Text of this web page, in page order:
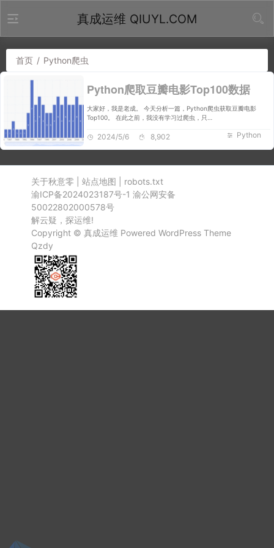
真成运维 QIUYL.COM
首页 / Python爬虫
Python爬取豆瓣电影Top100数据
大家好，我是老成。 今天分析一篇，Python爬虫获取豆瓣电影
Top100。 在此之前，我没有学习过爬虫，只…
Python
2024/5/6 8,902
关于秋意零 站点地图
robots.txt
渝ICP备2024023187号-1 渝公网安备
50022802000578号
解云疑，探运维!
Copyright © 真成运维 Powered WordPressTheme
Qzdy